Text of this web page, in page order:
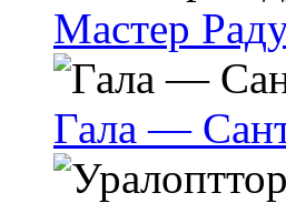
Мастер
Гала —